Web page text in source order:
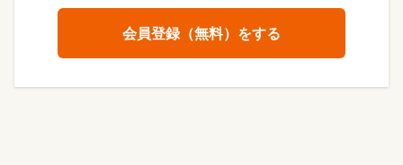
会員登録（無料）をする